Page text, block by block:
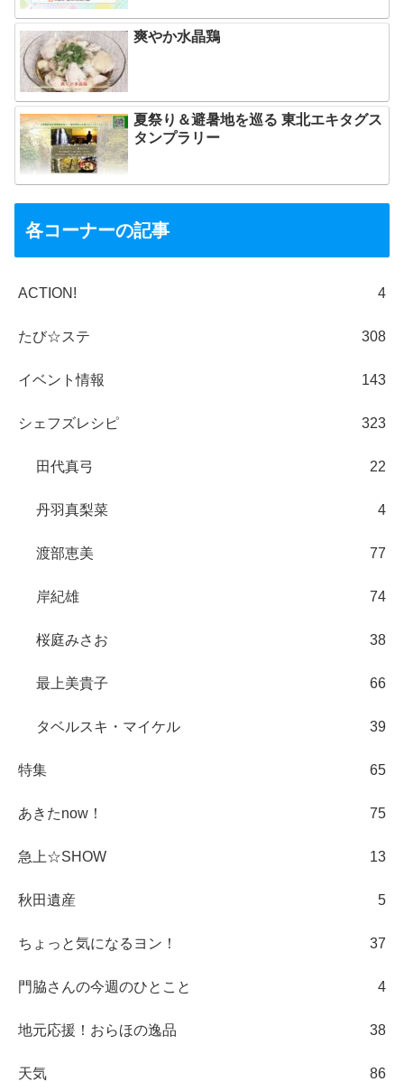
爽やか水晶鶏
夏祭り＆避暑地を巡る 東北エキタグス
タンプラリー
各コーナーの記事
ACTION! 4
たび☆ステ 308
イベント情報 143
シェフズレシピ 323
田代真弓 22
丹羽真梨菜 4
渡部恵美 77
岸紀雄 74
桜庭みさお 38
最上美貴子 66
タベルスキ・マイケル 39
特集 65
あきたnow！ 75
急上☆SHOW 13
秋田遺産 5
ちょっと気になるヨン！ 37
門脇さんの今週のひとこと 4
地元応援！おらほの逸品 38
天気 86